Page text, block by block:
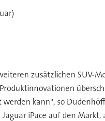
zusätzlichen SUV-
werden kann", so
iPace auf den Markt,